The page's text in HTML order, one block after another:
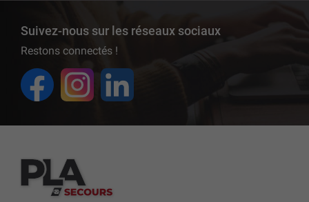
Suivez-nous sur les réseaux sociaux
Restons connectés !